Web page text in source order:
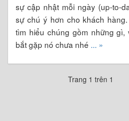
sự cập nhật mỗi ngày (up-to-
sự chú ý hơn cho khách
tìm hiểu chúng gồm những gì,
bắt gặp nó chưa nhé ... »
Trang 1 trên 1